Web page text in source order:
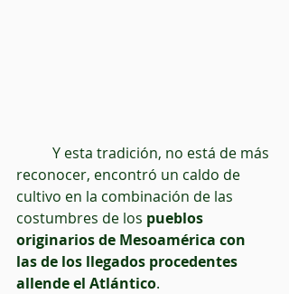
reconocer, encontró un caldo de
cultivo en la combinación de las
costumbres de los pueblos
originarios de Mesoamérica con
las de los llegados procedentes
allende el Atlántico.